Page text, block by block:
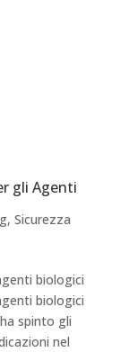
gli Agenti
, Sicurezza
biologici
biologici
spinto gli
nel